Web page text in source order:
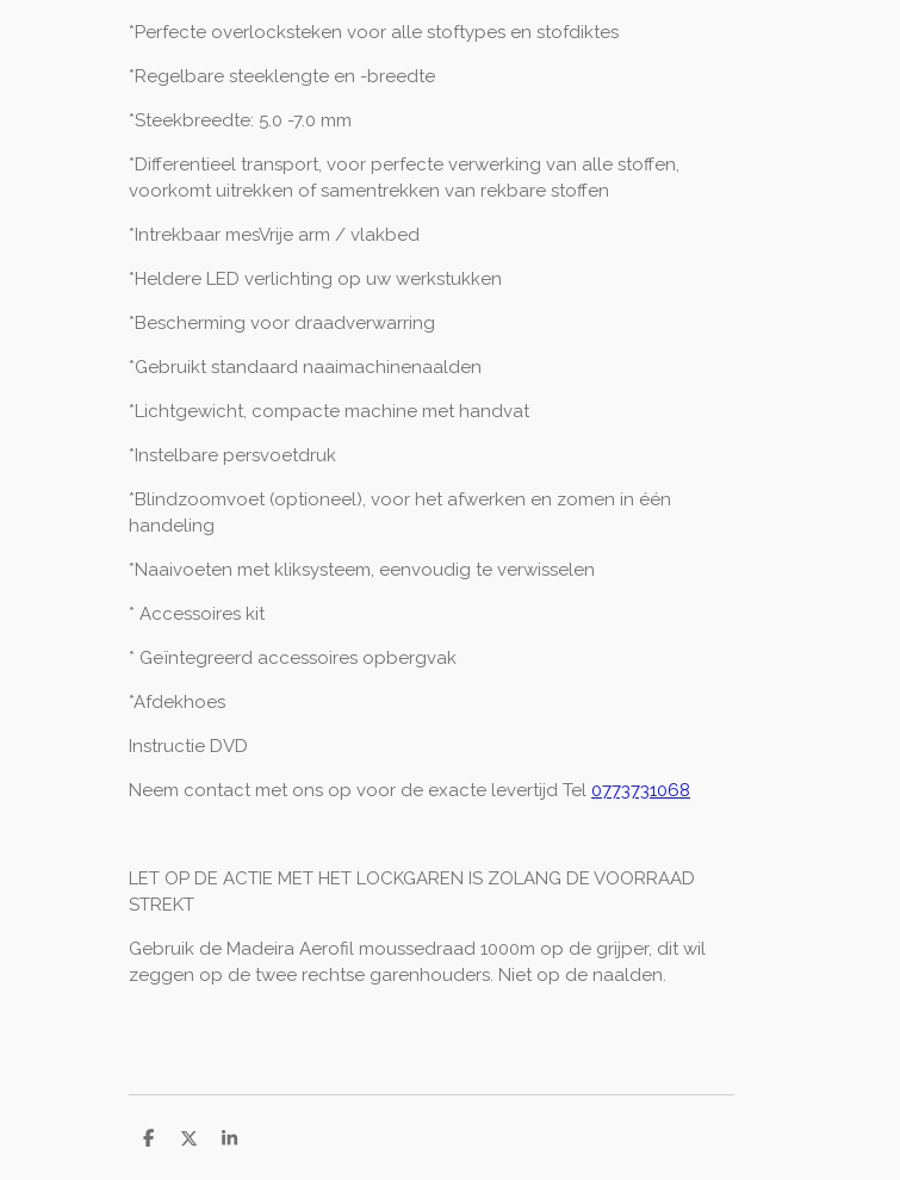
*Perfecte overlocksteken voor alle stoftypes en stofdiktes
*Regelbare steeklengte en -breedte
*Steekbreedte: 5.0 -7.0 mm
*Differentieel transport, voor perfecte verwerking van alle stoffen,
voorkomt uitrekken of samentrekken van rekbare stoffen
*Intrekbaar mesVrije arm / vlakbed
*Heldere LED verlichting op uw werkstukken
*Bescherming voor draadverwarring
*Gebruikt standaard naaimachinenaalden
*Lichtgewicht, compacte machine met handvat
*Instelbare persvoetdruk
*Blindzoomvoet (optioneel), voor het afwerken en zomen in één
handeling
*Naaivoeten met kliksysteem, eenvoudig te verwisselen
* Accessoires kit
* Geïntegreerd accessoires opbergvak
*Afdekhoes
Instructie DVD
Neem contact met ons op voor de exacte levertijd Tel 0773731068
LET OP DE ACTIE MET HET LOCKGAREN IS ZOLANG DE VOORRAAD
STREKT
Gebruik de Madeira Aerofil moussedraad 1000m op de grijper, dit wil
zeggen op de twee rechtse garenhouders. Niet op de naalden.
D
D
S